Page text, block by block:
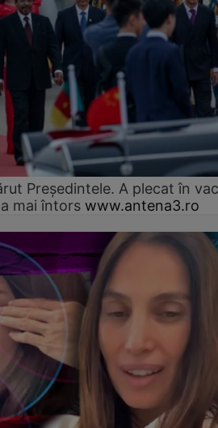
Președintele. A plecat în
mai întors www.antena3.ro